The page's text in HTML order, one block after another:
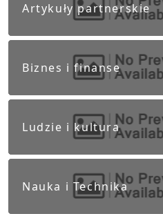
Artykuły partnerskie
Biznes i finanse
Ludzie i kultura
Nauka i Technika